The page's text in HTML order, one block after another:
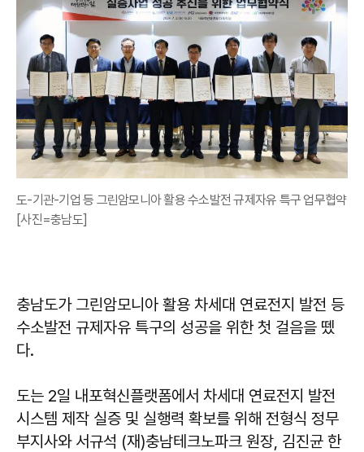
도-기관-기업 등 그린암모니아 활용 수소발전 규제자유 특구 업무협약
[사진=충남도]
충남도가 그린암모니아 활용 차세대 연료전지 발전 등
수소발전 규제자유 특구의 성공을 위한 첫 걸음을 뗐
다.
도는 2일 내포혁신플랫폼에서 차세대 연료전지 발전
시스템 제작 실증 및 실행력 확보를 위해 전형식 정무
부지사와 서규석 (재)충남테크노파크 원장, 김진균 한